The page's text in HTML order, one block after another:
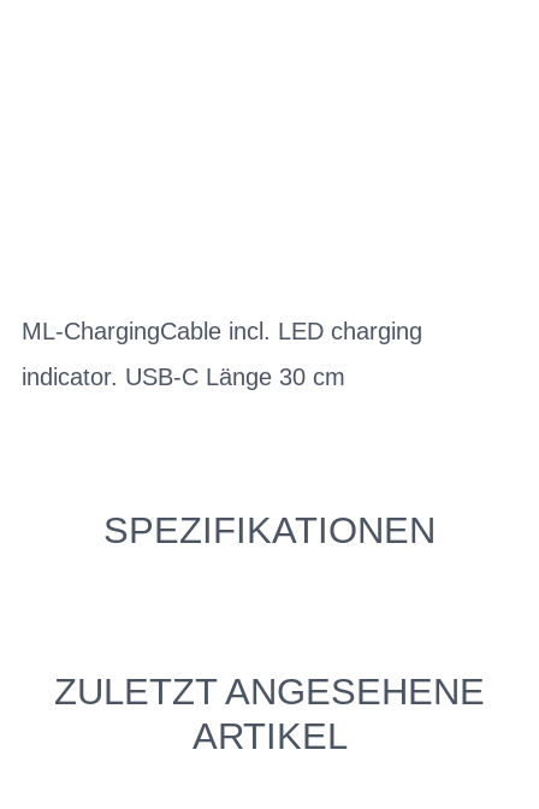
ML-ChargingCable incl. LED charging
indicator. USB-C Länge 30 cm
SPEZIFIKATIONEN
ZULETZT ANGESEHENE
ARTIKEL